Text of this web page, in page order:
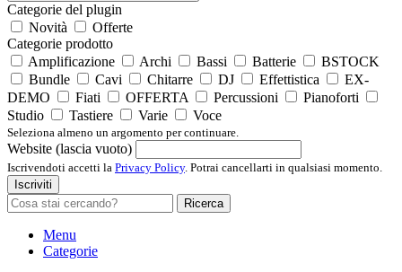
Categorie del plugin
Novità
Offerte
Categorie prodotto
Amplificazione
Archi Bassi Batterie
BSTOCK
Bundle
Cavi Chitarre DJ Effettistica
EX-
DEMO
Fiati OFFERTA Percussioni
Pianoforti
Studio
Tastiere Varie Voce
Seleziona almeno un argomento per continuare.
Website (lascia vuoto)
Iscrivendoti accetti la Privacy Policy. Potrai cancellarti in qualsiasi momento.
Iscriviti
Ricerca
Menu
Categorie